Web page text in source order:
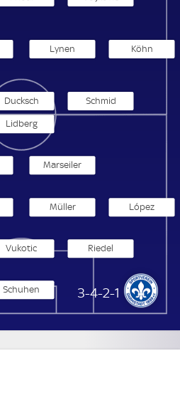
Lynen Köhn
Ducksch Schmid
SV Darmstadt 98
3-4-2-1
Schuhen
Riedel
Vukotic
López
Müller
Marseiler
Lidberg